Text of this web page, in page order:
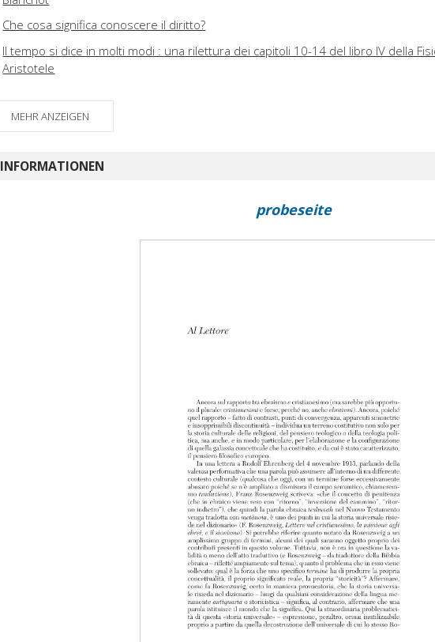
Che cosa significa conoscere il diritto?
Il tempo si dice in molti modi : una rilettura dei capitoli 10-14 del libro IV della
Aristotele
MEHR ANZEIGEN
INFORMATIONEN
probeseite